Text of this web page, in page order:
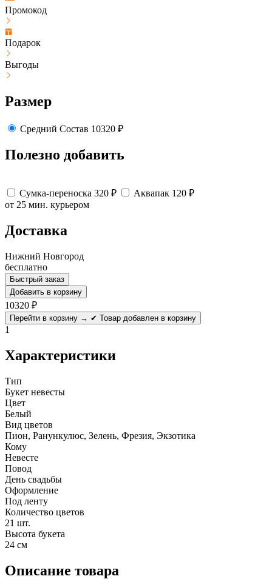
Промокод
Подарок
Выгоды
Размер
Средний Состав 10320 ₽
Полезно добавить
Сумка-переноска 320 ₽ Аквапак 120 ₽
от 25 мин. курьером
Доставка
Нижний Новгород
бесплатно
Быстрый заказ
Добавить в корзину
10320 ₽
Перейти в корзину → ✔ Товар добавлен в корзину
1
Характеристики
Тип
Букет невесты
Цвет
Белый
Вид цветов
Пион, Ранункулюс, Зелень, Фрезия, Экзотика
Кому
Невесте
Повод
День свадьбы
Оформление
Под ленту
Количество цветов
21 шт.
Высота букета
24 см
Описание товара